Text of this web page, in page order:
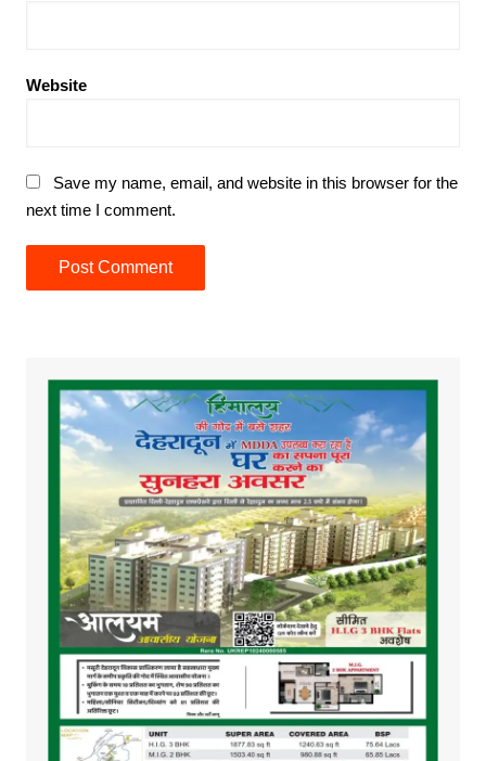
Website
Save my name, email, and website in this browser for the
next time I comment.